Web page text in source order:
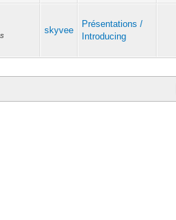
skyvee
Présentations /
Introducing